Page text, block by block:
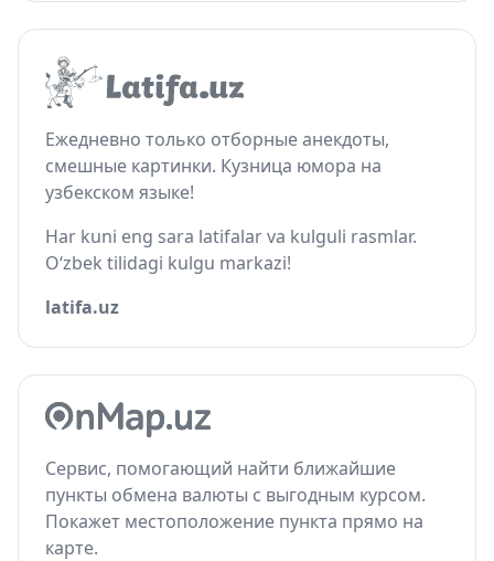
Ежедневно только отборные анекдоты,
смешные картинки. Кузница юмора на
узбекском языке!
Har kuni eng sara latifalar va kulguli rasmlar.
O‘zbek tilidagi kulgu markazi!
latifa.uz
Сервис, помогающий найти ближайшие
пункты обмена валюты с выгодным курсом.
Покажет местоположение пункта прямо на
карте.